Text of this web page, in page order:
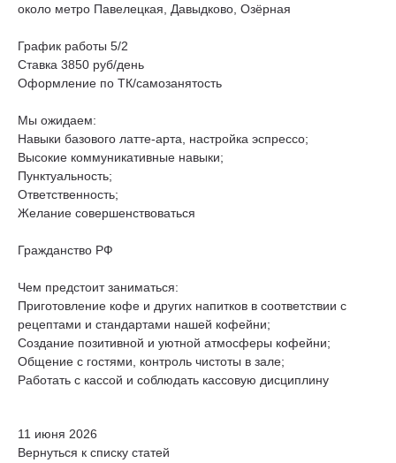
около метро Павелецкая, Давыдково, Озёрная
График работы 5/2
Ставка 3850 руб/день
Оформление по ТК/самозанятость
Мы ожидаем:
Навыки базового латте-арта, настройка эспрессо;
Высокие коммуникативные навыки;
Пунктуальность;
Ответственность;
Желание совершенствоваться
Гражданство РФ
Чем предстоит заниматься:
Приготовление кофе и других напитков в соответствии с
рецептами и стандартами нашей кофейни;
Создание позитивной и уютной атмосферы кофейни;
Общение с гостями, контроль чистоты в зале;
Работать с кассой и соблюдать кассовую дисциплину
11 июня 2026
Вернуться к списку статей